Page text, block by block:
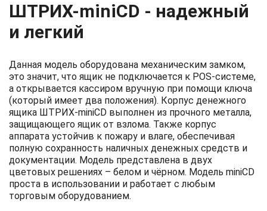
ШТРИХ-miniCD - надежный
и легкий
Данная модель оборудована механическим замком,
это значит, что ящик не подключается к POS-системе,
а открывается кассиром вручную при помощи ключа
(который имеет два положения). Корпус денежного
ящика ШТРИХ-miniCD выполнен из прочного металла,
защищающего ящик от взлома. Также корпус
аппарата устойчив к пожару и влаге, обеспечивая
полную сохранность наличных денежных средств и
документации. Модель представлена в двух
цветовых решениях – белом и чёрном. Модель miniCD
проста в использовании и работает с любым
торговым оборудованием.